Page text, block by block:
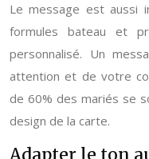
Le message est aussi
formules bateau et
personnalisé. Un
attention et de votre
de 60% des mariés se
design de la carte.
Adapter le ton